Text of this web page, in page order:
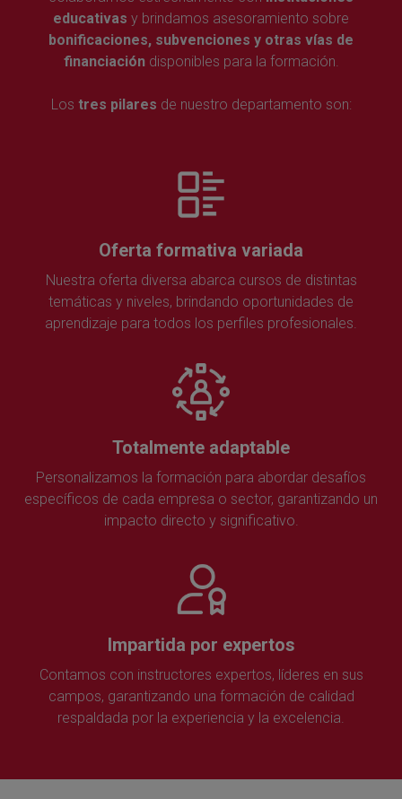
educativas y brindamos asesoramiento sobre
bonificaciones, subvenciones y otras vías de
financiacióndisponibles para la formación.
Los tres pilares de nuestro departamento son:
Oferta formativa variada
Nuestra oferta diversa abarca cursos de distintas
temáticas y niveles, brindando oportunidades de
aprendizaje para todos los perfiles profesionales.
Totalmente adaptable
Personalizamos la formación para abordar desafíos
específicos de cada empresa o sector, garantizando un
impacto directo y significativo.
Impartida por expertos
Contamos con instructores expertos, líderes en sus
campos, garantizando una formación de calidad
respaldada por la experiencia y la excelencia.